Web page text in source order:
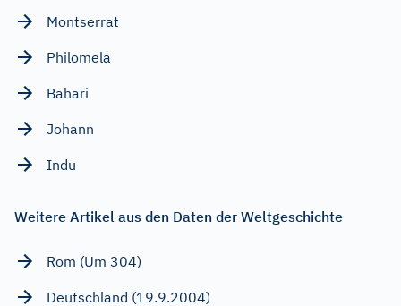
Montserrat
Philomela
Bahari
Johann
Indu
Weitere Artikel aus den Daten der Weltgeschichte
Rom (Um 304)
Deutschland (19.9.2004)